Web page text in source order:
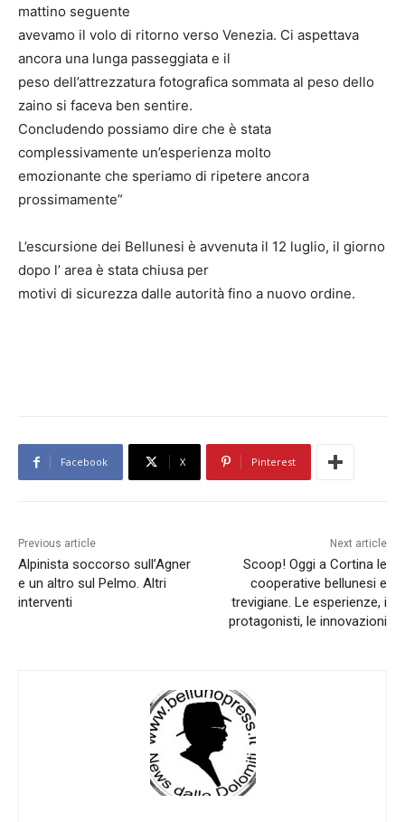
mattino seguente
avevamo il volo di ritorno verso Venezia. Ci aspettava
ancora una lunga passeggiata e il
peso dell’attrezzatura fotografica sommata al peso dello
zaino si faceva ben sentire.
Concludendo possiamo dire che è stata
complessivamente un’esperienza molto
emozionante che speriamo di ripetere ancora
prossimamente”
L’escursione dei Bellunesi è avvenuta il 12 luglio, il giorno
dopo l’ area è stata chiusa per
motivi di sicurezza dalle autorità fino a nuovo ordine.
Facebook X Pinterest
Previous article
Alpinista soccorso sull’Agner
e un altro sul Pelmo. Altri
interventi
Next article
Scoop! Oggi a Cortina le
cooperative bellunesi e
trevigiane. Le esperienze, i
protagonisti, le innovazioni